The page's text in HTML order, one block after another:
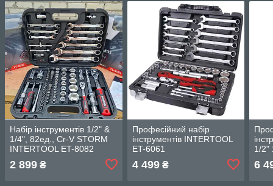
Набір інструментів 1/2" &
1/4", 82ед., Cr-V STORM
INTERTOOL ET-8082
2 899 ₴
Професійний набір
інструментів INTERTOOL
ET-6061
4 499₴
1/2"
6